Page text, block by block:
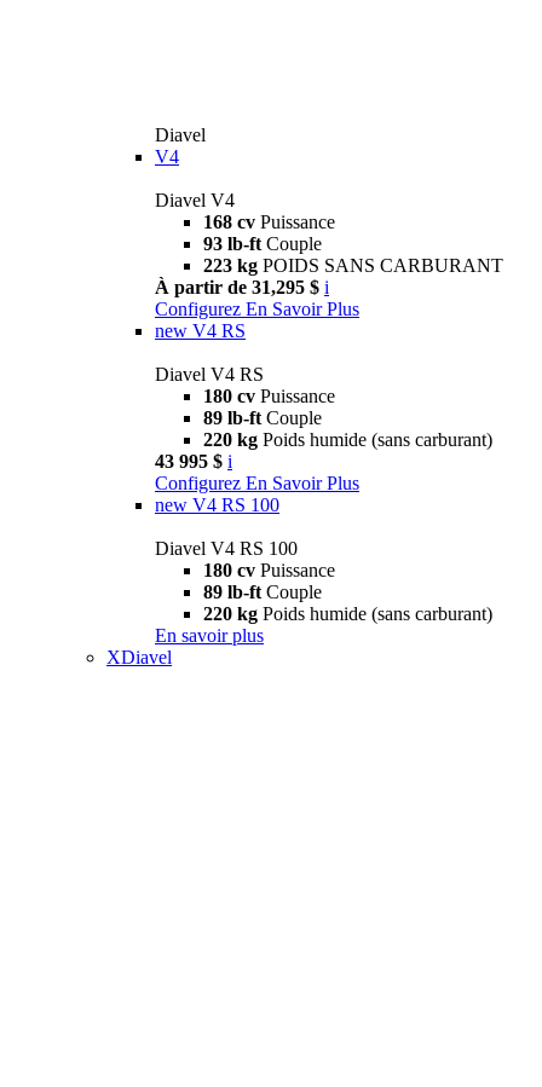
Diavel
V4
Diavel V4
168 cv Puissance
93 lb-ft Couple
223 kg POIDS SANS CARBURANT
À partir de 31,295 $ i
Configurez En Savoir Plus
new V4 RS
Diavel V4 RS
180 cv Puissance
89 lb-ft Couple
220 kg Poids humide (sans carburant)
43 995 $ i
Configurez En Savoir Plus
new V4 RS 100
Diavel V4 RS 100
180 cv Puissance
89 lb-ft Couple
220 kg Poids humide (sans carburant)
En savoir plus
XDiavel